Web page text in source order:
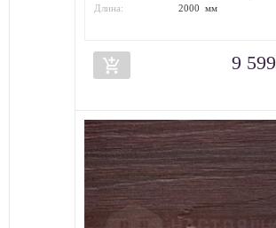
композит
Длина: 2000 мм
add_shopping_cart 9 599